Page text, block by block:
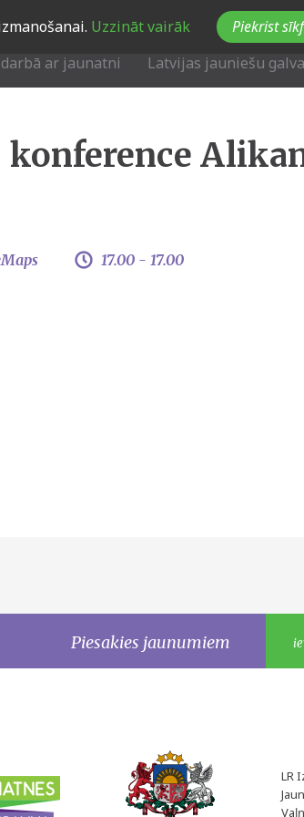
Uzzināt vairāk Piekrist
ar jaunatni Latvijas jauniešu
konference
17.00 - 17.00
Piesakies jaunumiem
LR